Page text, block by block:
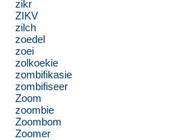
zikr
ZIKV
zilch
zoedel
zoei
zolkoekie
zombifikasie
zombifiseer
Zoom
zoombie
Zoombom
Zoomer